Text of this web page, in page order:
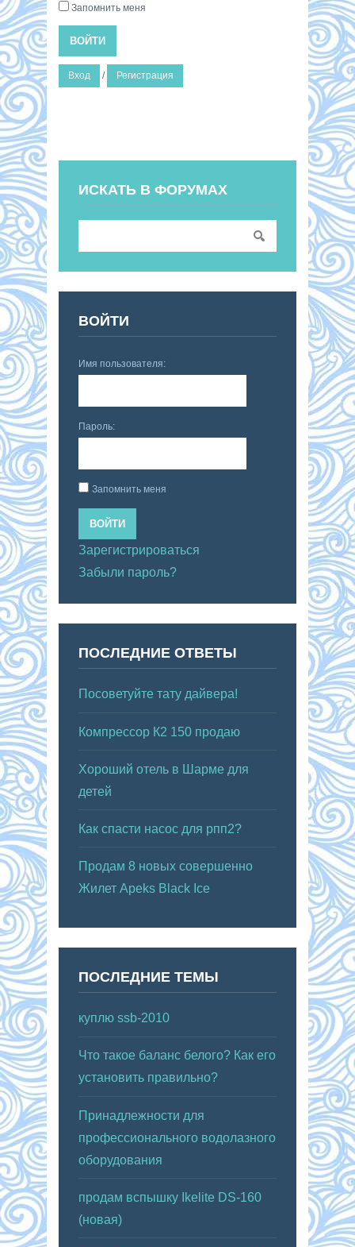
Запомнить меня
ВОЙТИ
Вход / Регистрация
ИСКАТЬ В ФОРУМАХ
ВОЙТИ
Имя пользователя:
Пароль:
Запомнить меня
ВОЙТИ
Зарегистрироваться
Забыли пароль?
ПОСЛЕДНИЕ ОТВЕТЫ
Посоветуйте тату дайвера!
Компрессор К2 150 продаю
Хороший отель в Шарме для
детей
Как спасти насос для рпп2?
Продам 8 новых совершенно
Жилет Apeks Black Ice
ПОСЛЕДНИЕ ТЕМЫ
куплю ssb-2010
Что такое баланс белого? Как его
установить правильно?
Принадлежности для
профессионального водолазного
оборудования
продам вспышку Ikelite DS-160
(новая)